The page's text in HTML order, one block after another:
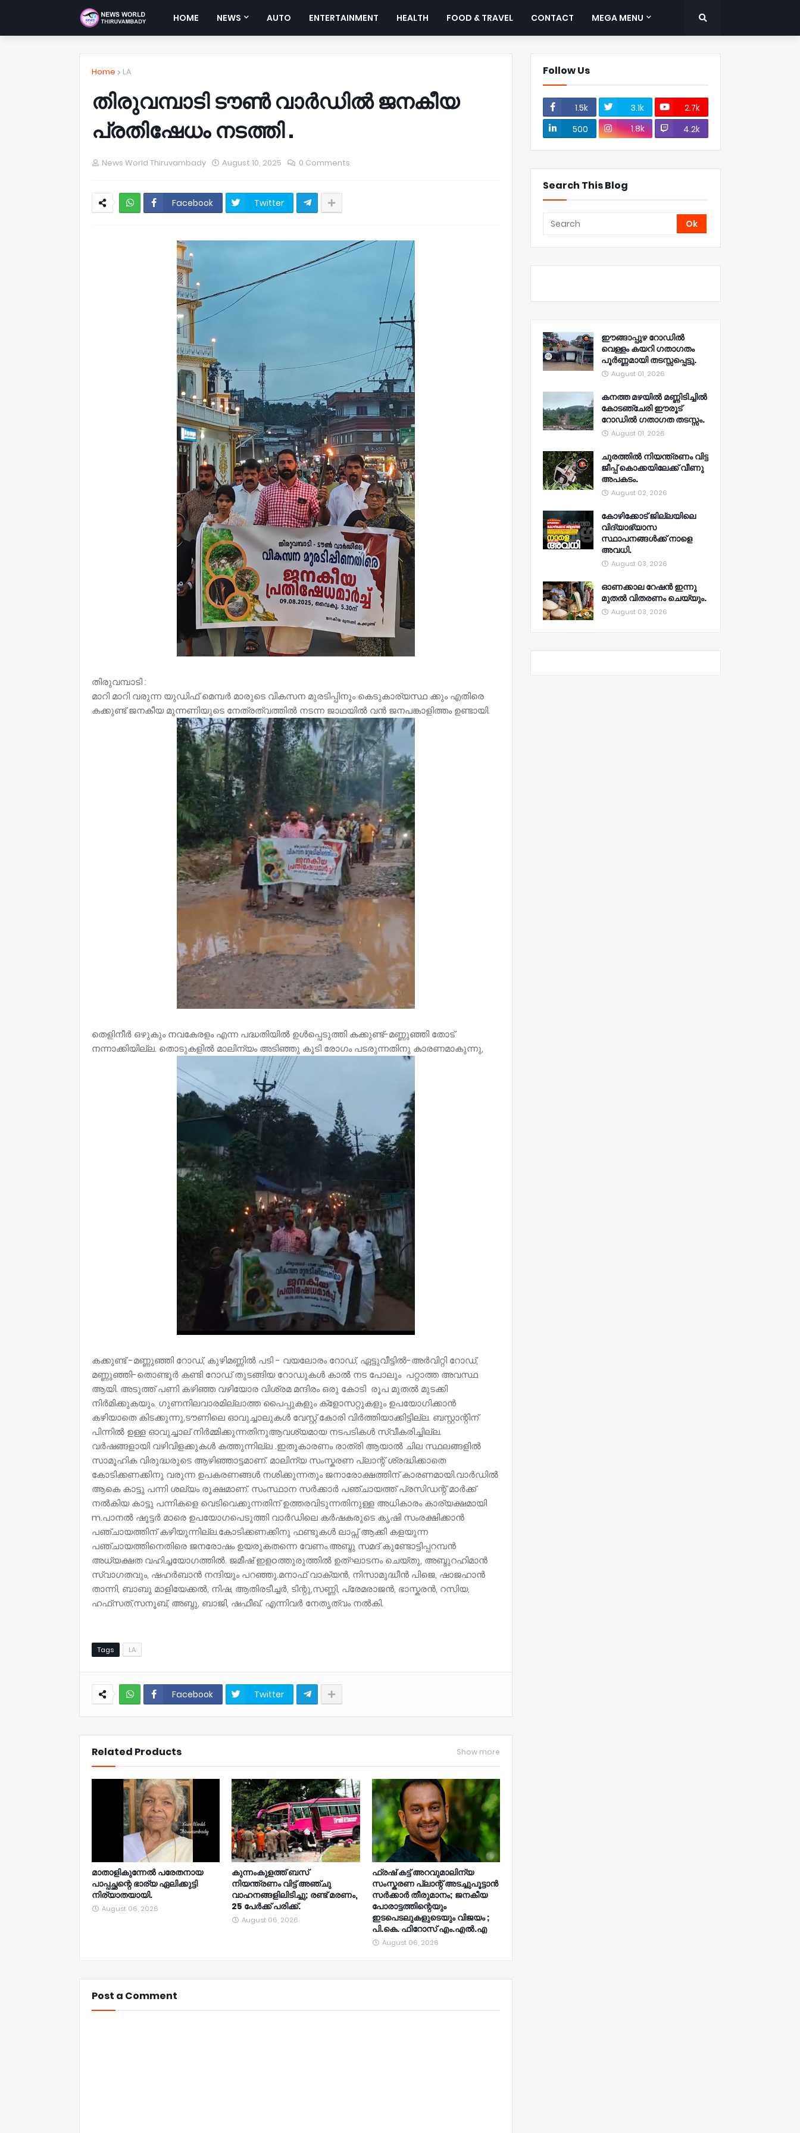
HOME NEWS AUTO ENTERTAINMENT HEALTH FOOD & TRAVEL CONTACT MEGA MENU
Home LA
തിരുവമ്പാടി ടൗൺ വാർഡിൽ ജനകീയ
പ്രതിഷേധം നടത്തി .
News World Thiruvambady August 10, 2025 0 Comments
Facebook Twitter
തിരുവമ്പാടി :
മാറി മാറി വരുന്ന യുഡിഫ് മെമ്പർ മാരുടെ വികസന മുരടിപ്പിനും കെടുകാര്യസ്ഥ ക്കും എതിരെ
കക്കുണ്ട് ജനകീയ മുന്നണിയുടെ നേത്രത്വത്തിൽ നടന്ന ജാഥയിൽ വൻ ജനപങ്കാളിത്തം ഉണ്ടായി.
തെളിനീർ ഒഴുകും നവകേരളം എന്ന പദ്ധതിയിൽ ഉൾപ്പെടുത്തി കക്കുണ്ട്-മണ്ണുഞ്ഞി തോട്
നന്നാക്കിയില്ല. തൊടുകളിൽ മാലിന്യം അടിഞ്ഞു കൂടി രോഗം പടരുന്നതിനു കാരണമാകുന്നു,
കക്കുണ്ട് -മണ്ണുഞ്ഞി റോഡ്, കുഴിമണ്ണിൽ പടി - വയലോരം റോഡ്, ഏട്ടുവീട്ടിൽ-അർവിറ്റി റോഡ്,
മണ്ണുഞ്ഞി-തൊണ്ടൂർ കണ്ടി റോഡ് തുടങ്ങിയ റോഡുകൾ കാൽ നട പോലും പറ്റാത്ത അവസ്ഥ
ആയി. അടുത്ത് പണി കഴിഞ്ഞ വഴിയോര വിശ്രമ മന്ദിരം ഒരു കോടി രൂപ മുതൽ മുടക്കി
നിർമിക്കുകയും. ഗുണനിലവാരമില്ലാത്ത പൈപ്പുകളും ക്ളോസറ്റുകളും ഉപയോഗിക്കാൻ
കഴിയാതെ കിടക്കുന്നു,ടൗണിലെ ഓവുച്ചാലുകൾ വേസ്റ്റ് കോരി വിർത്തിയാക്കിട്ടില്ല. ബസ്റ്റാന്റിന്
പിന്നിൽ ഉള്ള ഓവുച്ചാല് നിർമ്മിക്കുന്നതിനുആവശ്യമായ നടപടികൾ സ്വീകരിച്ചില്ല.
വർഷങ്ങളായി വഴിവിളക്കുകൾ കത്തുന്നില്ല .ഇതുകാരണം രാത്രി ആയാൽ ചില സ്ഥലങ്ങളിൽ
സാമൂഹിക വിരുദ്ധരുടെ ആഴിഞ്ഞാട്ടമാണ്. മാലിന്യ സംസ്കരണ പ്ലാന്റ് ശ്രദ്ധിക്കാതെ
കോടിക്കണക്കിനു വരുന്ന ഉപകരണങ്ങൾ നശിക്കുന്നതും ജനാരോക്ഷത്തിന് കാരണമായി.വാർഡിൽ
ആകെ കാട്ടു പന്നി ശല്യം രൂക്ഷമാണ്. സംസ്ഥാന സർക്കാർ പഞ്ചായത്ത് പ്രസിഡന്റ് മാർക്ക്‌
നൽകിയ കാട്ടു പന്നികളെ വെടിവെക്കുന്നതിന് ഉത്തരവിടുന്നതിനുള്ള അധികാരം കാര്യക്ഷമായി
m.പാനൽ ഷൂട്ടർ മാരെ ഉപയോഗപെടുത്തി വാർഡിലെ കർഷകരുടെ കൃഷി സംരക്ഷിക്കാൻ
പഞ്ചായത്തിന് കഴിയുന്നില്ല.കോടിക്കണക്കിനു ഫണ്ടുകൾ ലാപ്സ് ആക്കി കളയുന്ന
പഞ്ചായത്തിനെതിരെ ജനരോഷം ഉയരുകതന്നെ വേണം.അബ്ദു സമദ് കുണ്ടോട്ടിപ്പറമ്പൻ
അധ്യക്ഷത വഹിച്ചയോഗത്തിൽ. ജമീഷ് ഇളoത്തുരുത്തിൽ ഉത്ഘാടനം ചെയ്തു, അബ്ദുറഹിമാൻ
സ്വാഗതവും, ഷഹർബാൻ നന്ദിയും പറഞ്ഞു.മനാഫ് വാക്യൻ, നിസാമുദ്ധീൻ പിജെ, ഷാജഹാൻ
താന്നി, ബാബു മാളിയേക്കൽ, നിഷ, ആതിരടീച്ചർ, ടിന്റു,സണ്ണി, പ്രേമരാജൻ, ഭാസ്കരൻ, റസിയ,
ഹഫ്‌സത്,സനൂബ്, അബ്ദു, ബാജി, ഷഫീഖ്. എന്നിവർ നേതൃത്വം നൽകി.
Tags LA
NWT
Facebook Twitter
Related Products Show more
മാതാളികുന്നേൽ പരേതനായ
പാപ്പച്ഛന്റെ ഭാര്യ ഏലിക്കുട്ടി
നിര്യാതയായി.
August 06, 2026
കുന്നംകുളത്ത് ബസ്
നിയന്ത്രണം വിട്ട് അഞ്ചു
വാഹനങ്ങളിലിടിച്ചു; രണ്ട് മരണം,
25 പേർക്ക് പരിക്ക്.
August 06, 2026
ഫ്രഷ് കട്ട് അറവുമാലിന്യ
സംസ്കരണ പ്ലാന്റ് അടച്ചുപൂട്ടാൻ
സർക്കാർ തീരുമാനം; ജനകീയ
പോരാട്ടത്തിന്റെയും
ഇടപെടലുകളുടെയും വിജയം ;
പി.കെ. ഫിറോസ് എം.എൽ‍.എ
August 06, 2026
Post a Comment
Follow Us
1.5k 3.1k
2.7k
500
1.8k 4.2k
Search This Blog
ഈങ്ങാപ്പുഴ റോഡിൽ
വെള്ളം കയറി ഗതാഗതം
പൂർണ്ണമായി തടസ്സപ്പെട്ടു.
August 01, 2026
കനത്ത മഴയിൽ മണ്ണിടിച്ചിൽ
കോടഞ്ചേരി ഈരൂട്
റോഡിൽ ഗതാഗത തടസ്സം.
August 01, 2026
ചുരത്തിൽ നിയന്ത്രണം വിട്ട
ജീപ്പ് കൊക്കയിലേക്ക് വീണു
അപകടം.
August 02, 2026
കോഴിക്കോട് ജില്ലയിലെ
വിദ്യാഭ്യാസ
സ്ഥാപനങ്ങൾക്ക് നാളെ
അവധി.
August 03, 2026
ഓണക്കാല റേഷൻ ഇന്നു
മുതല്‍ വിതരണം ചെയ്യും.
August 03, 2026